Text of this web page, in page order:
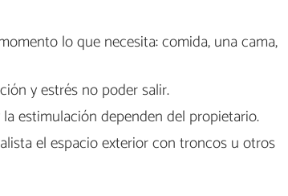
lo que necesita: comida, una cama,
y estrés no poder salir.
estimulación dependen del propietario.
el espacio exterior con troncos u otros